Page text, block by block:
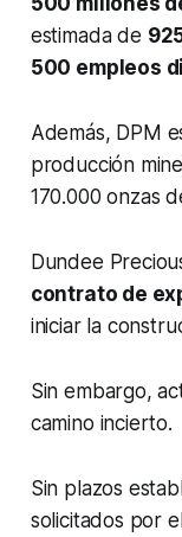
estimada de
500 empleos
Además, DPM
producción
170.000 onzas
Dundee
contrato de
iniciar la
Sin embargo,
camino incierto.
Sin plazos
solicitados por